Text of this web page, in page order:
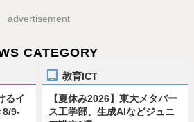
advertisement
CATEGORY
るイ
8/9-
教育ICT
【夏休み2026】東大メタバー
ス工学部、生成AIなどジュニ